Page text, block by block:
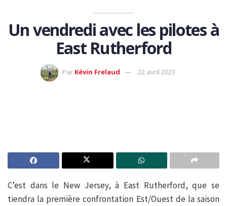
Un vendredi avec les pilotes à
East Rutherford
Par Kévin Frelaud 22 avril 2023
C’est dans le New Jersey, à East Rutherford, que se
tiendra la première confrontation Est/Ouest de la saison